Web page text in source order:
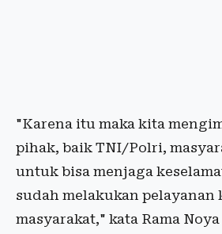
"Karena itu maka kita
pihak, baik TNI/Polri,
untuk bisa menjaga
sudah melakukan pelayanan
masyarakat," kata Rama